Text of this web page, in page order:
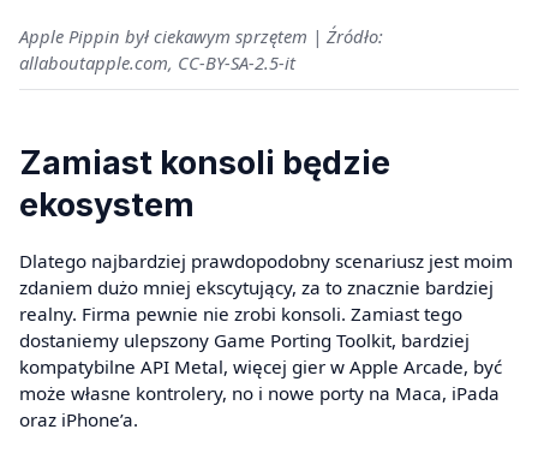
Apple Pippin był ciekawym sprzętem | Źródło:
allaboutapple.com, CC-BY-SA-2.5-it
Zamiast konsoli będzie
ekosystem
Dlatego najbardziej prawdopodobny scenariusz jest moim
zdaniem dużo mniej ekscytujący, za to znacznie bardziej
realny. Firma pewnie nie zrobi konsoli. Zamiast tego
dostaniemy ulepszony Game Porting Toolkit, bardziej
kompatybilne API Metal, więcej gier w Apple Arcade, być
może własne kontrolery, no i nowe porty na Maca, iPada
oraz iPhone’a.